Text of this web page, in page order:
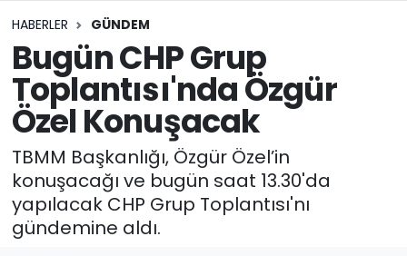
HABERLER GÜNDEM
Bugün CHP Grup
Toplantısı'nda Özgür
Özel Konuşacak
TBMM Başkanlığı, Özgür Özel’in
konuşacağı ve bugün saat 13.30'da
yapılacak CHP Grup Toplantısı'nı
gündemine aldı.
Süper Lig Puan Durumu ve Fikstür
Tüm Manşetler
Son Dakika Haberleri
Haber Arşivi